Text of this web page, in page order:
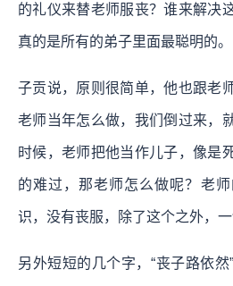
的礼仪来替老师服丧？谁来解决
真的是所有的弟子里面最聪明的。
子贡说，原则很简单，他也跟老
老师当年怎么做，我们倒过来，
时候，老师把他当作儿子，像是
的难过，那老师怎么做呢？老
识，没有丧服，除了这个之外，
另外短短的几个字，“丧子路依然